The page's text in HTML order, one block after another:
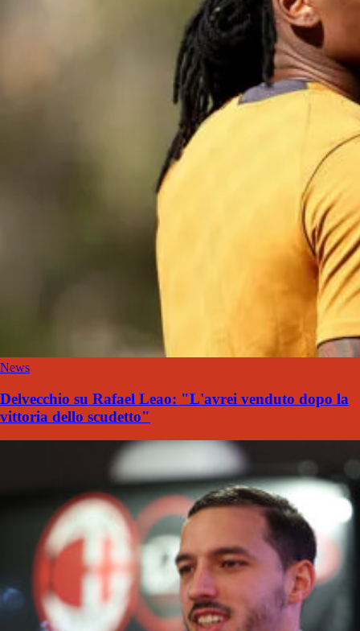
News
Delvecchio su Rafael Leao: "L'avrei venduto dopo la
vittoria dello scudetto"